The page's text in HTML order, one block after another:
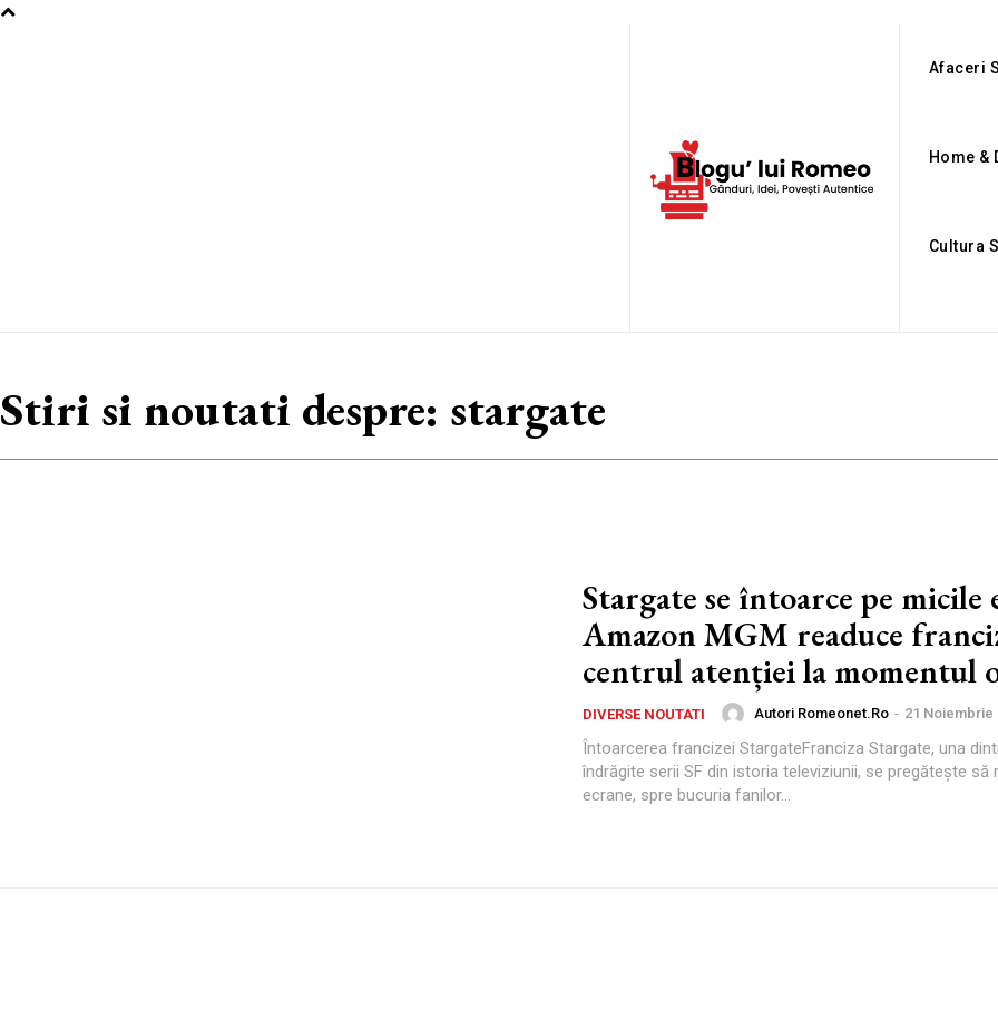
Afaceri
Home &
Cultura
Stiri si noutati despre: stargate
Stargate se întoarce pe micile
Amazon MGM readuce
centrul atenției la momentul
DIVERSE NOUTATI Autori Romeonet.ro - 21 Noiembrie
Întoarcerea francizei StargateFranciza Stargate, una
îndrăgite serii SF din istoria televiziunii, se pregătește să
ecrane, spre bucuria fanilor...